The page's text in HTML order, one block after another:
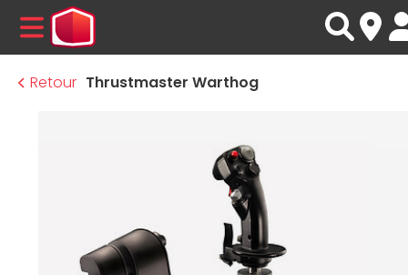
MENU
Retour Thrustmaster Warthog